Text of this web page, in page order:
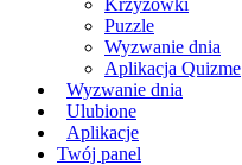
Puzzle
Wyzwanie dnia
Aplikacja Quizme
Wyzwanie dnia
Ulubione
Aplikacje
Twój panel